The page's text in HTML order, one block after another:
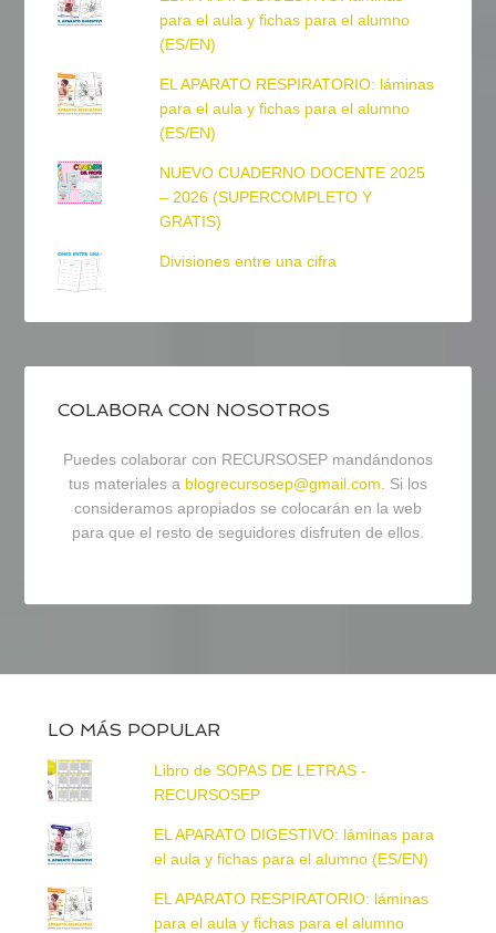
para el aula y fichas para el alumno
(ES/EN)
EL APARATO RESPIRATORIO: láminas
para el aula y fichas para el alumno
(ES/EN)
NUEVO CUADERNO DOCENTE 2025
– 2026 (SUPERCOMPLETO Y
GRATIS)
Divisiones entre una cifra
COLABORA CON NOSOTROS
Puedes colaborar con RECURSOSEP mandándonos
tus materiales a blogrecursosep@gmail.com. Si los
consideramos apropiados se colocarán en la web
para que el resto de seguidores disfruten de ellos.
LO MÁS POPULAR
Libro de SOPAS DE LETRAS -
RECURSOSEP
EL APARATO DIGESTIVO: láminas para
el aula y fichas para el alumno (ES/EN)
EL APARATO RESPIRATORIO: láminas
para el aula y fichas para el alumno